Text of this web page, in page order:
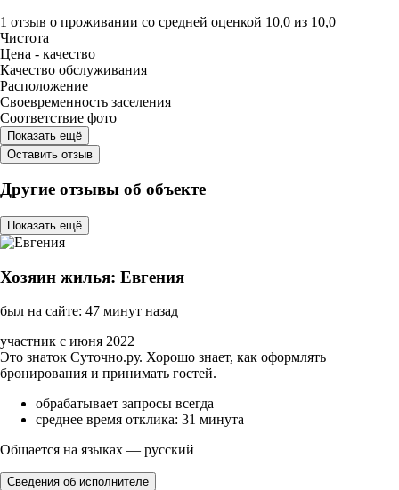
1 отзыв о проживании со средней оценкой 10,0 из 10,0
Чистота
Цена - качество
Качество обслуживания
Расположение
Своевременность заселения
Соответствие фото
Показать ещё
Оставить отзыв
Другие отзывы об объекте
Показать ещё
Хозяин жилья: Евгения
был на сайте: 47 минут назад
участник с июня 2022
Это знаток Суточно.ру. Хорошо знает, как оформлять
бронирования и принимать гостей.
обрабатывает запросы всегда
среднее время отклика: 31 минута
Общается на языках — русский
Сведения об исполнителе